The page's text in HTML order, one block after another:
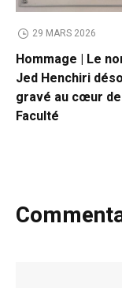
29 MARS 2026
Hommage | Le
Jed Henchiri
gravé au cœur
Faculté